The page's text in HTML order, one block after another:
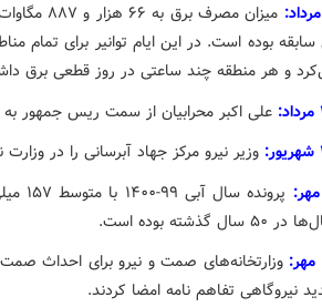
میزان
سابقه بوده است. در این ایام توانیر برای تمام
و هر منطقه چند ساعتی در روز قطعی برق
علی اکبر محرابیان از سمت ریس جمهور
وزیر نیرو مرکز جهاد آبرسانی را در
سال گذشته بوده است.
نیروگاهی تفاهم نامه امضا کردند.